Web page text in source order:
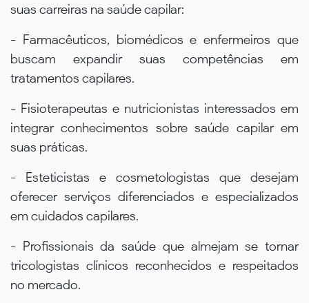
suas carreiras na saúde capilar:
- Farmacêuticos, biomédicos e enfermeiros que
buscam expandir suas competências em
tratamentos capilares.
- Fisioterapeutas e nutricionistas interessados em
integrar conhecimentos sobre saúde capilar em
suas práticas.
- Esteticistas e cosmetologistas que desejam
oferecer serviços diferenciados e especializados
em cuidados capilares.
- Profissionais da saúde que almejam se tornar
tricologistas clínicos reconhecidos e respeitados
no mercado.